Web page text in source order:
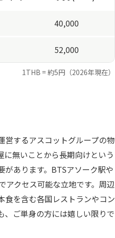
40,000
52,000
1THB = 約5円（2026年現在）
営するアスコットグループの物
無いことから長期向けという
があります。BTSアソーク駅や
アクセス可能な立地です。周辺
食を含む各国レストランやコン
、ご単身の方には嬉しい限りで